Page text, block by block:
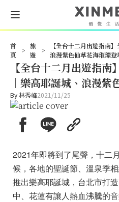
首
頁
>
旅
遊
>
【全台十二月出遊指南
浪漫紫色仙草花海璀璨登
【全台十二月出遊指
｜樂高耶誕城、浪漫紫
By林秀峰2021/11/25
2021年即將到了尾聲，十二
候，各地的聖誕節、溫泉季
推出樂高耶誕城，台北市打
中、花蓮有讓人熱血沸騰的